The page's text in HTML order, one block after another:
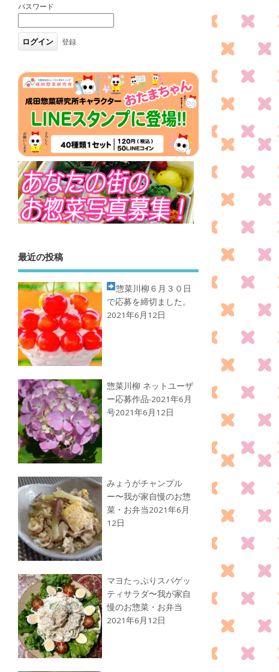
パスワード
登録
最近の投稿
惣菜川柳 ６月３０日
で応募を締切ました。
2021年6月12日
惣菜川柳 ネットユーザ
ー応募作品-2021年6月
号2021年6月12日
みょうがチャンプル
ー〜我が家自慢のお惣
菜・お弁当2021年6月
12日
マヨたっぷりスパゲッ
ティサラダ〜我が家自
慢のお惣菜・お弁当
2021年6月12日